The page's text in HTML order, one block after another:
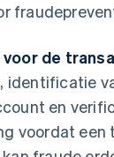
de
identificatie
en
voordat een